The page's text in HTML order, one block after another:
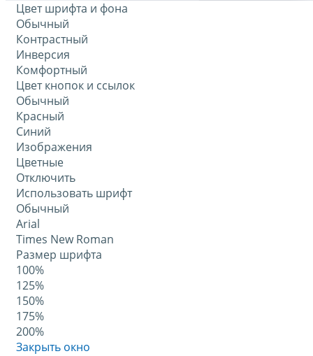
Цвет шрифта и фона
Обычный
Контрастный
Инверсия
Комфортный
Цвет кнопок и ссылок
Обычный
Красный
Синий
Изображения
Цветные
Отключить
Использовать шрифт
Обычный
Arial
Times New Roman
Размер шрифта
100%
125%
150%
175%
200%
Закрыть окно